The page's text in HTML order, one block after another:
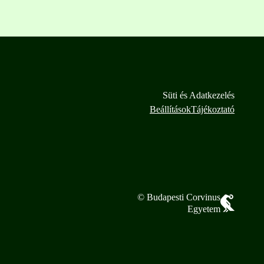
Süti és Adatkezelés
BeállításokTájékoztató
© Budapesti Corvinus
Egyetem